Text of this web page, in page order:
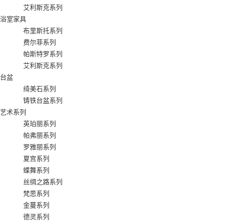
艾利斯克系列
浴室家具
布里斯托系列
费尔菲系列
帕斯特罗系列
艾利斯克系列
台盆
绮美石系列
铸铁台盆系列
艺术系列
英珀丽系列
帕弗丽系列
罗雅丽系列
夏宫系列
蝶舞系列
丝绸之路系列
梵思系列
金蔓系列
德灵系列